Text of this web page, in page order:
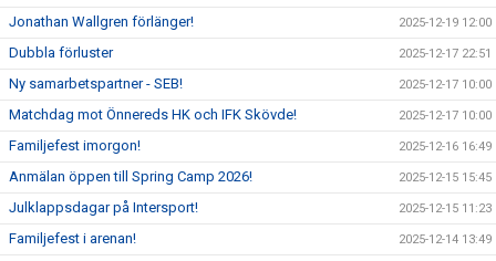
Jonathan Wallgren förlänger! 2025-12-19 12:00
Dubbla förluster 2025-12-17 22:51
Ny samarbetspartner - SEB! 2025-12-17 10:00
Matchdag mot Önnereds HK och IFK Skövde! 2025-12-17 10:00
Familjefest imorgon! 2025-12-16 16:49
Anmälan öppen till Spring Camp 2026! 2025-12-15 15:45
Julklappsdagar på Intersport! 2025-12-15 11:23
Familjefest i arenan! 2025-12-14 13:49